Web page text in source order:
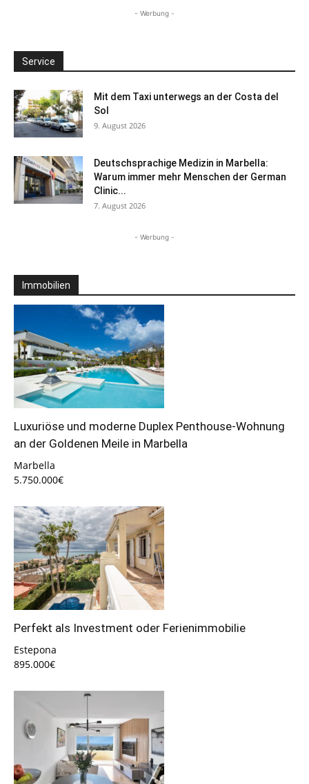
- Werbung -
Service
Mit dem Taxi unterwegs an der Costa del
Sol
9. August 2026
Deutschsprachige Medizin in Marbella:
Warum immer mehr Menschen der German
Clinic...
7. August 2026
- Werbung -
Immobilien
Luxuriöse und moderne Duplex Penthouse-Wohnung
an der Goldenen Meile in Marbella
Marbella
5.750.000€
Perfekt als Investment oder Ferienimmobilie
Estepona
895.000€